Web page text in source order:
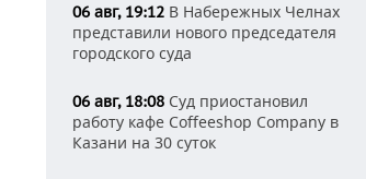
06 авг, 19:12 В Набережных Челнах
представили нового председателя
городского суда
06 авг, 18:08 Суд приостановил
работу кафе Coffeeshop Company в
Казани на 30 суток